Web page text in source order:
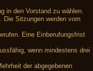
in den Vorstand zu wählen.
Die Sitzungen werden vom
Eine Einberufungsfrist
wenn mindestens drei
der abgegebenen